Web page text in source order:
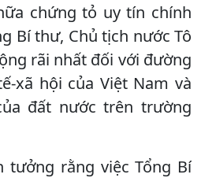
chứng tỏ uy tín chính
Bí thư, Chủ tịch nước Tô
rãi nhất đối với đường
xã hội của Việt Nam và
đất nước trên trường
tưởng rằng việc Tổng Bí